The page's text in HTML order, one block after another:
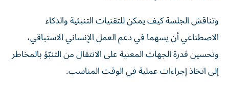
وتناقش الجلسة كيف يمكن للتقنيات التنبئية والذكاء
الاصطناعي أن يسهما في دعم العمل الإنساني الاستباقي،
وتحسين قدرة الجهات المعنية على الانتقال من التنبّؤ بالمخاطر
إلى اتخاذ إجراءات عملية في الوقت المناسب.